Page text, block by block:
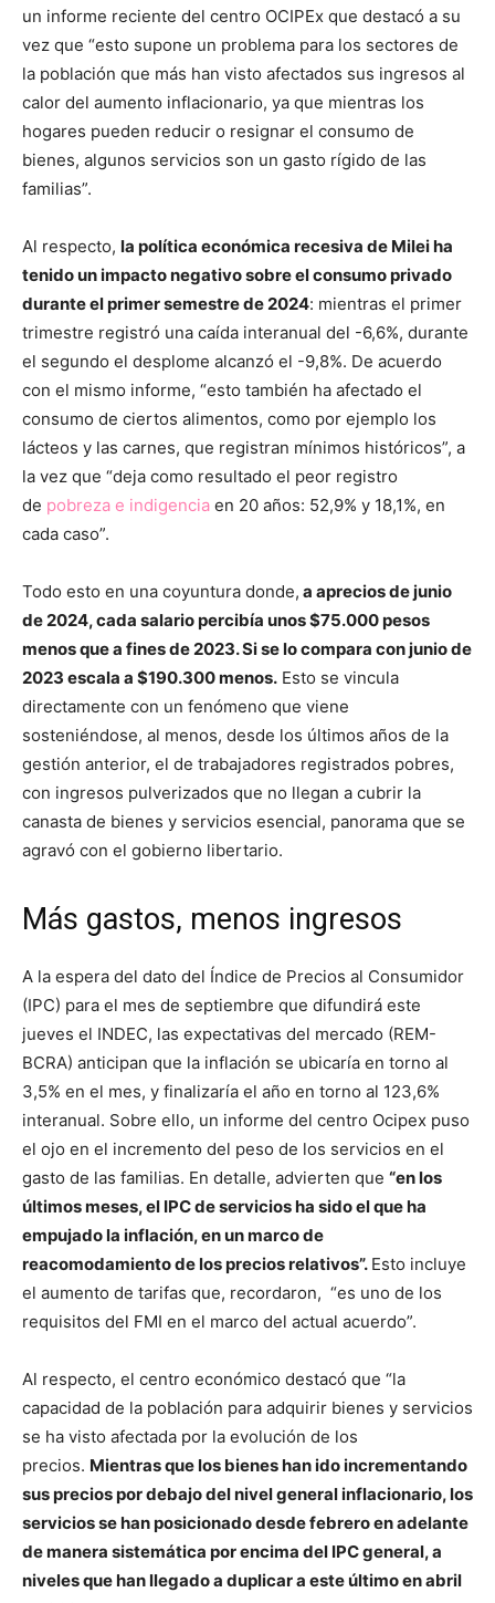
un informe reciente del centro OCIPEx que destacó a su
vez que “esto supone un problema para los sectores de
la población que más han visto afectados sus ingresos al
calor del aumento inflacionario, ya que mientras los
hogares pueden reducir o resignar el consumo de
bienes, algunos servicios son un gasto rígido de las
familias”.
Al respecto, la política económica recesiva de Milei ha
tenido un impacto negativo sobre el consumo privado
durante el primer semestre de 2024: mientras el primer
trimestre registró una caída interanual del -6,6%, durante
el segundo el desplome alcanzó el -9,8%. De acuerdo
con el mismo informe, “esto también ha afectado el
consumo de ciertos alimentos, como por ejemplo los
lácteos y las carnes, que registran mínimos históricos”, a
la vez que “deja como resultado el peor registro
de pobreza e indigencia en 20 años: 52,9% y 18,1%, en
cada caso”.
Todo esto en una coyuntura donde, a aprecios de junio
de 2024, cada salario percibía unos $75.000 pesos
menos que a fines de 2023. Si se lo compara con junio de
2023 escala a $190.300 menos. Esto se vincula
directamente con un fenómeno que viene
sosteniéndose, al menos, desde los últimos años de la
gestión anterior, el de trabajadores registrados pobres,
con ingresos pulverizados que no llegan a cubrir la
canasta de bienes y servicios esencial, panorama que se
agravó con el gobierno libertario.
Más gastos, menos ingresos
A la espera del dato del Índice de Precios al Consumidor
(IPC) para el mes de septiembre que difundirá este
jueves el INDEC, las expectativas del mercado (REM-
BCRA) anticipan que la inflación se ubicaría en torno al
3,5% en el mes, y finalizaría el año en torno al 123,6%
interanual. Sobre ello, un informe del centro Ocipex puso
el ojo en el incremento del peso de los servicios en el
gasto de las familias. En detalle, advierten que “en los
últimos meses, el IPC de servicios ha sido el que ha
empujado la inflación, en un marco de
reacomodamiento de los precios relativos”. Esto incluye
el aumento de tarifas que, recordaron, “es uno de los
requisitos del FMI en el marco del actual acuerdo”.
Al respecto, el centro económico destacó que “la
capacidad de la población para adquirir bienes y servicios
se ha visto afectada por la evolución de los
precios. Mientras que los bienes han ido incrementando
sus precios por debajo del nivel general inflacionario, los
servicios se han posicionado desde febrero en adelante
de manera sistemática por encima del IPC general, a
niveles que han llegado a duplicar a este último en abril